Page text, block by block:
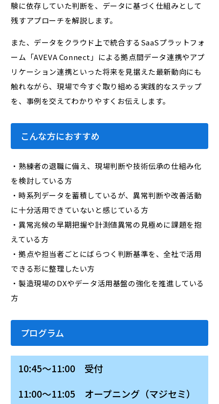
験に依存していた判断を、データに基づく仕組みとして
残すアプローチを解説します。
また、データをクラウド上で統合するSaaSプラットフォ
ーム「AVEVA Connect」による拠点間データ連携やアプ
リケーション連携といった将来を見据えた最新動向にも
触れながら、現場で今すぐ取り組める実践的なステップ
を、事例を交えてわかりやすくお伝えします。
こんな方におすすめ
・熟練者の退職に備え、現場判断や技術伝承の仕組み化
を検討している方
・時系列データを蓄積しているが、異常判断や改善活動
に十分活用できていないと感じている方
・異常兆候の早期把握や計測値異常の見極めに課題を抱
えている方
・拠点や担当者ごとにばらつく判断基準を、全社で活用
できる形に整理したい方
・製造現場のDXやデータ活用基盤の強化を推進している
方
プログラム
10:45～11:00 受付
11:00～11:05 オープニング（マジセミ）